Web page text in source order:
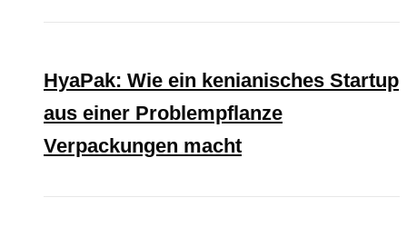
HyaPak: Wie ein kenianisches Startup
aus einer Problempflanze
Verpackungen macht